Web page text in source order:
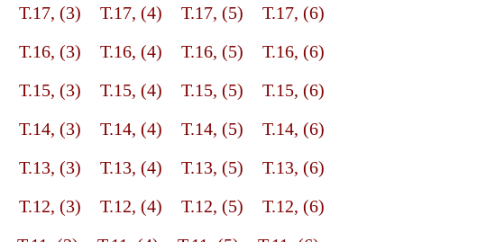
Т.17, (3) Т.17, (4) Т.17, (5)
Т.17, (6)
Т.16, (3) Т.16, (4) Т.16, (5)
Т.16, (6)
Т.15, (3) Т.15, (4) Т.15, (5)
Т.15, (6)
Т.14, (3) Т.14, (4) Т.14, (5)
Т.14, (6)
Т.13, (3) Т.13, (4) Т.13, (5)
Т.13, (6)
Т.12, (3) Т.12, (4) Т.12, (5)
Т.12, (6)